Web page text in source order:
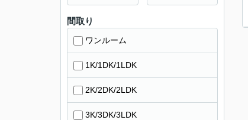
間取り
ワンルーム
1K/1DK/1LDK
2K/2DK/2LDK
3K/3DK/3LDK